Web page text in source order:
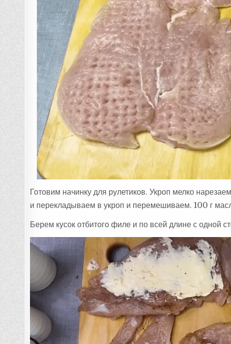
Готовим начинку для рулетиков. Укроп мелко
и перекладываем в укроп и перемешиваем. 100 г
Берем кусок отбитого филе и по всей длине с одной